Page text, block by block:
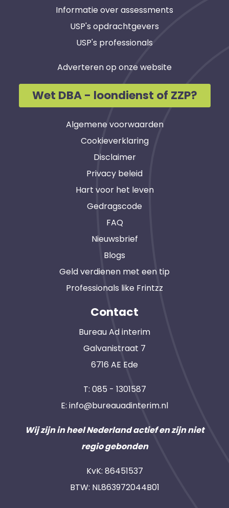
Informatie over assessments
USP's opdrachtgevers
USP's professionals
Adverteren op onze website
Wet DBA - loondienst of ZZP?
Algemene voorwaarden
Cookieverklaring
Disclaimer
Privacy beleid
Hart voor het leven
Gedragscode
FAQ
Nieuwsbrief
Blogs
Geld verdienen met een tip
Professionals like Frintzz
Contact
Bureau Ad interim
Galvanistraat 7
6716 AE Ede
T: 085 - 1301587
E: info@bureauadinterim.nl
Wij zijn in heel Nederland actief en zijn niet
regio gebonden
KvK: 86451537
BTW: NL863972044B01